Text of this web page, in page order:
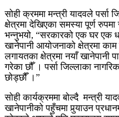
सोही क्रममा मन्त्री यादवले पर्सा
क्षेत्रमा देखिएका समस्या पूर्ण
भन्नुभयो, “सरकारको एक घर एक
खानेपानी आयोजनाको क्षेत्रमा काम
लगायतका क्षेत्रमा नयाँ खानेपानी
गरेका छौँ । पर्सा जिल्लाका
छोड्छौँ ।”
सोही कार्यक्रममा बोल्दै मन्त्री
खानेपानीको पहुँचमा पुर्‍याउन